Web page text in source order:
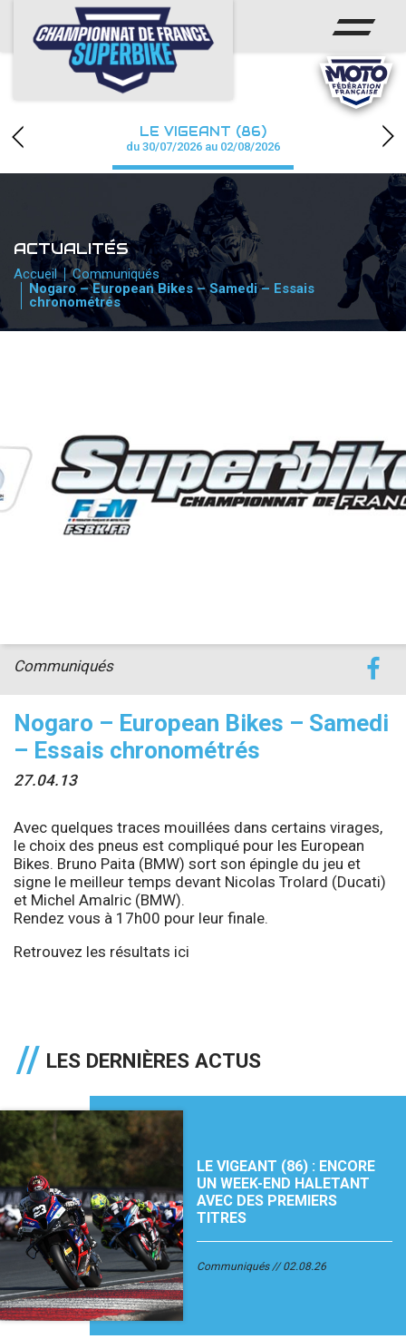
ACCUEIL
CHAMPIONNAT
CALENDRIER
PHOTOS / WEB TV
PARTENAIRES
PRESSE
LE VIGEANT (86)
du 30/07/2026 au 02/08/2026
ACTUALITÉS
Accueil
Communiqués
Nogaro – European Bikes – Samedi – Essais
chronométrés
Nogaro – European Bikes – Samedi
– Essais chronométrés
27.04.13
Communiqués
Avec quelques traces mouillées dans certains virages,
le choix des pneus est compliqué pour les European
Bikes. Bruno Paita (BMW) sort son épingle du jeu et
signe le meilleur temps devant Nicolas Trolard (Ducati)
et Michel Amalric (BMW).
Rendez vous à 17h00 pour leur finale.
Retrouvez les résultats ici
LES DERNIÈRES ACTUS
LE VIGEANT (86) : ENCORE
UN WEEK-END HALETANT
AVEC DES PREMIERS
TITRES
Communiqués 02.08.26